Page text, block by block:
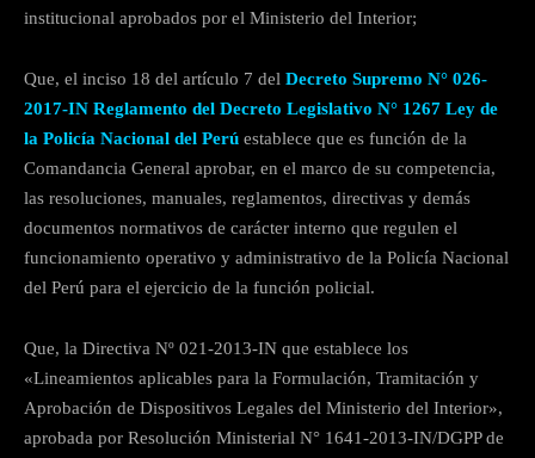
institucional aprobados por el Ministerio del Interior;
Que, el inciso 18 del artículo 7 del Decreto Supremo N° 026-
2017-IN Reglamento del Decreto Legislativo N° 1267 Ley de
la Policía Nacional del Perú establece que es función de la
Comandancia General aprobar, en el marco de su competencia,
las resoluciones, manuales, reglamentos, directivas y demás
documentos normativos de carácter interno que regulen el
funcionamiento operativo y administrativo de la Policía Nacional
del Perú para el ejercicio de la función policial.
Que, la Directiva Nº 021-2013-IN que establece los
«Lineamientos aplicables para la Formulación, Tramitación y
Aprobación de Dispositivos Legales del Ministerio del Interior»,
aprobada por Resolución Ministerial N° 1641-2013-IN/DGPP de